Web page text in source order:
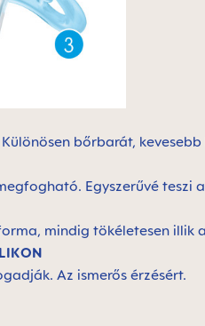
bőrbarát,
Egyszerűvé teszi
mindig tökéletesen
Az ismerős érzésért.